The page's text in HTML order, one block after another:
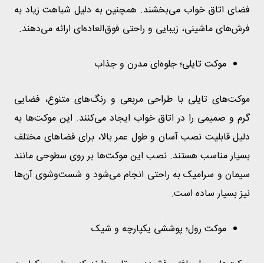
فضای اتاق خواب می‌بخشند. همچنین به دلیل شباهت زیاد به
فرش‌های ماشینی، زیبایی و راحتی فوق‌العاده‌ای ارائه می‌دهند.
موکت تایلی؛ جلوه‌ای مدرن و جذاب
موکت‌های تایلی با طراحی مربعی و رنگ‌های متنوع، فضایی
گرم و صمیمی را در اتاق‌ خواب ایجاد می‌کنند. این موکت‌ها به
دلیل قابلیت نصب آسان و طول عمر بالا، برای فضاهای مختلف
بسیار مناسب هستند. نصب این موکت‌ها بر روی سطوحی مانند
سیمان و سرامیک به راحتی انجام می‌شود و شست‌وشوی آن‌ها
نیز بسیار ساده است.
موکت رول؛ پوششی یکپارچه و شیک